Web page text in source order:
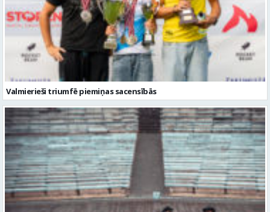
Valmierieši triumfē piemiņas sacensībās